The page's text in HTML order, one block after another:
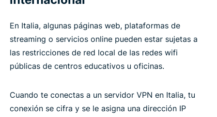
gratis para Italia
En Italia, algunas páginas web, plataformas de
streaming o servicios online pueden estar sujetas a
las restricciones de red local de las redes wifi
públicas de centros educativos u oficinas.
Cuando te conectas a un servidor VPN en Italia, tu
conexión se cifra y se le asigna una dirección IP